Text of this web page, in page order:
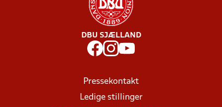
DBU SJÆLLAND
Pressekontakt
Ledige stillinger